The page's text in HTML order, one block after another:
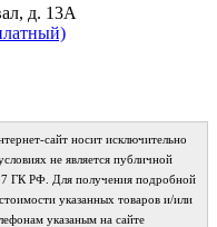
д. 13А
сайт носит исключительно
не является публичной
ГК РФ. Для получения подробной
указанных товаров и/или
указаным на сайте